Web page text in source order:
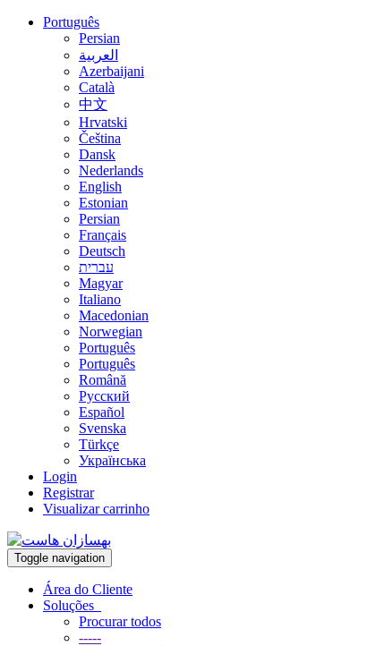
Português
Persian
العربية
Azerbaijani
Català
中文
Hrvatski
Čeština
Dansk
Nederlands
English
Estonian
Persian
Français
Deutsch
עברית
Magyar
Italiano
Macedonian
Norwegian
Português
Português
Română
Русский
Español
Svenska
Türkçe
Українська
Login
Registrar
Visualizar carrinho
Toggle navigation
Área do Cliente
Soluções
Procurar todos
-----